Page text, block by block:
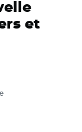
et
Linkedin
sur Twitter
cette page sur